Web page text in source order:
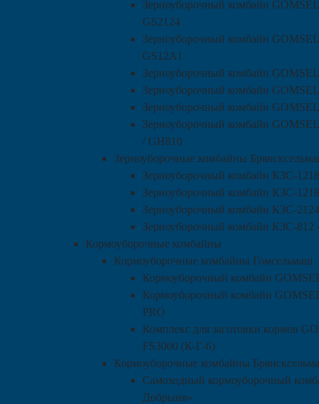
Зерноуборочный комбайн
GS2124
Зерноуборочный комбайн
GS12A1
Зерноуборочный комбайн
Зерноуборочный комбайн
Зерноуборочный комбайн
Зерноуборочный комбайн
/ GH810
Зерноуборочные комбайны
Зерноуборочный комбайн КЗС-
Зерноуборочный комбайн КЗС-
Зерноуборочный комбайн КЗС-
Зерноуборочный комбайн КЗС-812
Кормоуборочные комбайны
Кормоуборочные комбайны Гомсельмаш
Кормоуборочный комбайн
Кормоуборочный комбайн
PRO
Комплекс для заготовки кормов
FS3000 (К-Г-6)
Кормоуборочные комбайны
Самоходный кормоуборочный
Добрыня»